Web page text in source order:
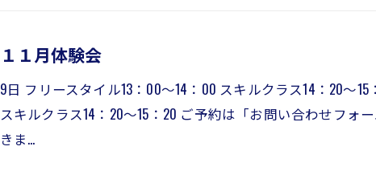
１１月体験会
9日 フリースタイル13：00～14：00 スキルクラス14：20～
スキルクラス14：20～15：20 ご予約は「お問い合わせフォ
きま…